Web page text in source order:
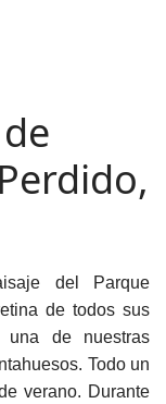
del Parque
de todos sus
de nuestras
Todo un
verano. Durante